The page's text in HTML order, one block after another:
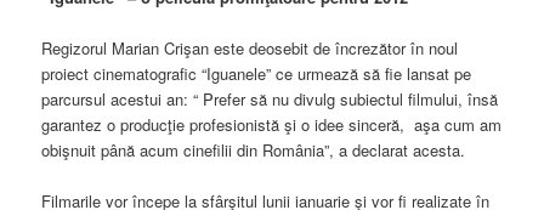
Regizorul Marian Crişan este deosebit de încrezător în noul
proiect cinematografic “Iguanele” ce urmează să fie lansat pe
parcursul acestui an: “ Prefer să nu divulg subiectul filmului, însă
garantez o producţie profesionistă şi o idee sinceră, aşa cum am
obişnuit până acum cinefilii din România”, a declarat acesta.
Filmarile vor începe la sfârşitul lunii ianuarie şi vor fi realizate în